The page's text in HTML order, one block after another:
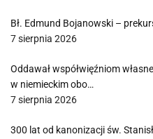
Bł. Edmund Bojanowski –
7 sierpnia 2026
Oddawał współwięźniom
w niemieckim obo…
7 sierpnia 2026
300 lat od kanonizacji św.